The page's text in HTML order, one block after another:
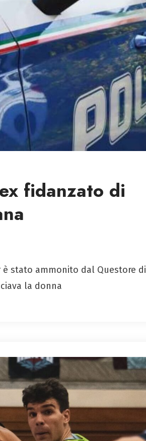
fidanzato di
stato ammonito dal Questore di
la donna